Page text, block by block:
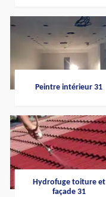
Peintre intérieur 31
Hydrofuge toiture et
façade 31